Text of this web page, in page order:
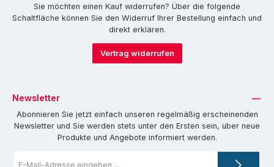
Sie möchten einen Kauf widerrufen? Über die folgende
Schaltfläche können Sie den Widerruf Ihrer Bestellung einfach und
direkt erklären.
Vertrag widerrufen
Newsletter
Abonnieren Sie jetzt einfach unseren regelmäßig erscheinenden
Newsletter und Sie werden stets unter den Ersten sein, über neue
Produkte und Angebote informiert werden.